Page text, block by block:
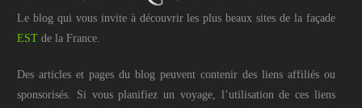
Le blog qui vous invite à découvrir les plus beaux sites de la façade
EST de la France.
Des articles et pages du blog peuvent contenir des liens affiliés ou
sponsorisés. Si vous planifiez un voyage, l’utilisation de ces liens